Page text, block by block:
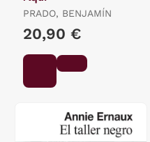
PRADO, BENJAMÍN
20,90 €